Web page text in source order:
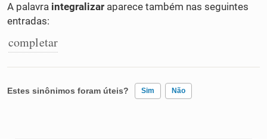
Conexões
Caça-palavras
A palavra integralizar aparece também nas seguintes
entradas:
completar
Estes sinônimos foram úteis? Sim Não